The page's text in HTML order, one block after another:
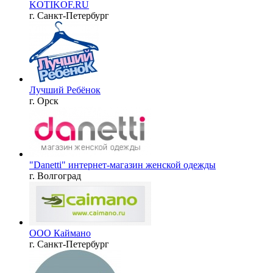
KOTIKOF.RU
г. Санкт-Петербург
Лучший Ребёнок
г. Орск
"Danetti" интернет-магазин женской одежды
г. Волгоград
ООО Каймано
г. Санкт-Петербург